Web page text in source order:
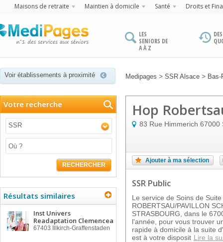
Maisons de retraite Maintien à domicile Santé Droits et
LES
SENIORS DE
A À Z
Voir établissements à proximité Medipages > SSR Alsace > Bas-
Votre recherche
SSR
RECHERCHER
Résultats similaires
Inst Univers
Readaptation Clemencea
67403 Illkirch-Graffenstaden
Hop
83 Rue Himmerich 67000
Ajouter à ma sélection
SSR Public
Le service de Soins de
ROBERTSAU/PAVILLON
STRASBOURG, dans le
l'année, pour vous trouver
rapide à domicile à la suite
est à votre disposit Lire la